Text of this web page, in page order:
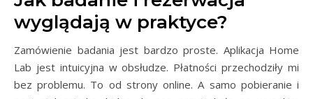
wyglądają w praktyce?
Zamówienie badania jest bardzo proste. Aplikacja Home
Lab jest intuicyjna w obsłudze. Płatności przechodziły mi
bez problemu. To od strony online. A samo pobieranie i